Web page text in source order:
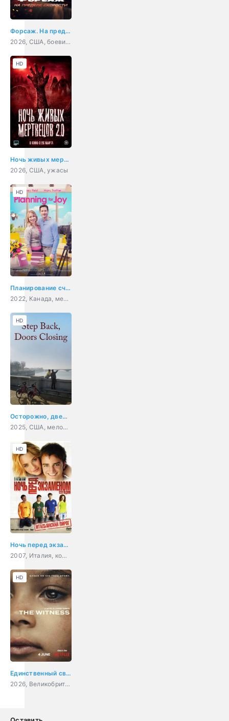
Форсаж. На пределе скорости
2026, США, боевик, криминал
Ночь живых мертвецов 2.0
2026, США, ужасы
HD
Планирование счастья
2022, Канада, мелодрама, комедия
HD
Осторожно, двери закрываются
2025, США, мелодрама
HD
Ночь перед экзаменом - Сегодня
2007, Италия, комедия
HD
Единственный свидетель
2026, Великобритания, США, драма, криминал
HD